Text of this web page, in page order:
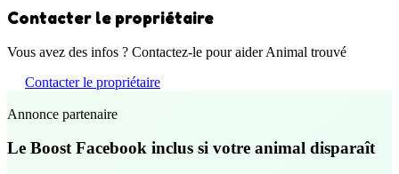
Contacter le propriétaire
Vous avez des infos ? Contactez-le pour aider Animal trouvé
Contacter le propriétaire
Annonce partenaire
Le Boost Facebook inclus si votre animal disparaît